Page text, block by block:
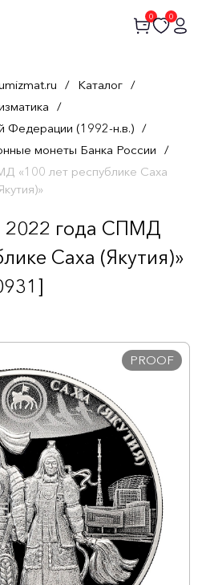
0 0
/ Каталог /
/
Федерации (1992-н.в.) /
монеты Банка России /
«100 лет республике Саха
2022 года СПМД
Саха (Якутия)»
PROOF